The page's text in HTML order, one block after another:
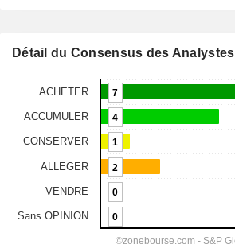
Détail du Consensus des Analystes